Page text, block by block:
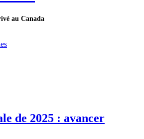
au Canada
de 2025 : avancer